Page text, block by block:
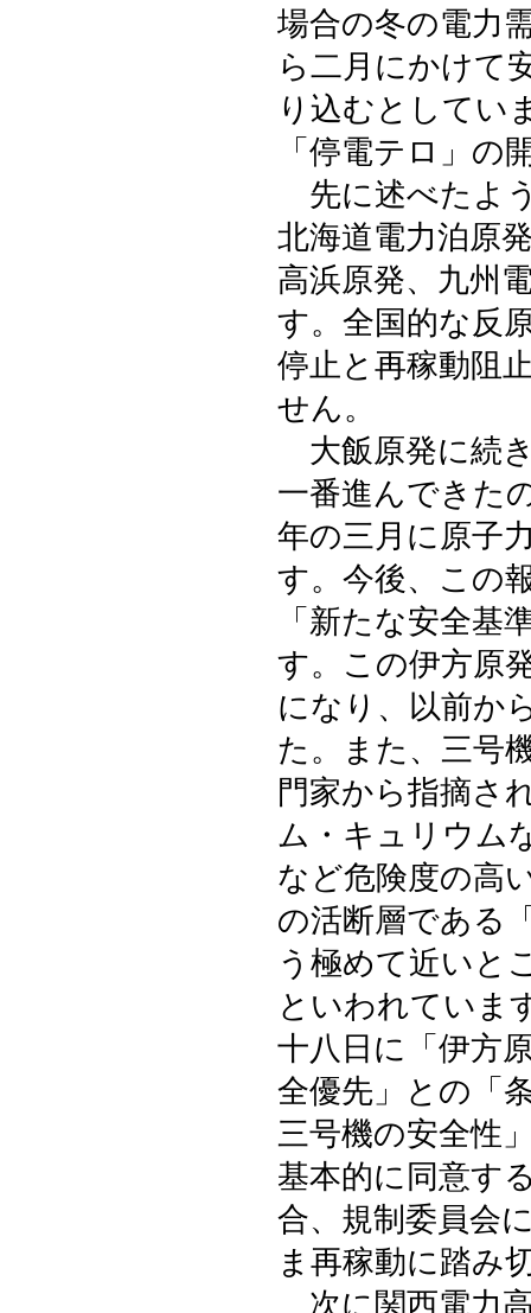
場合の冬の電力
ら二月にかけて
り込むとしてい
「停電テロ」の
先に述べたよ
北海道電力泊原
高浜原発、九州
す。全国的な反
停止と再稼動阻
せん。
大飯原発に続
一番進んできた
年の三月に原子
す。今後、この
「新たな安全基
す。この伊方原
になり、以前か
た。また、三号
門家から指摘さ
ム・キュリウム
など危険度の高
の活断層である
う極めて近いと
といわれていま
十八日に「伊方
全優先」との「
三号機の安全性
基本的に同意す
合、規制委員会
ま再稼動に踏み
次に関西電力